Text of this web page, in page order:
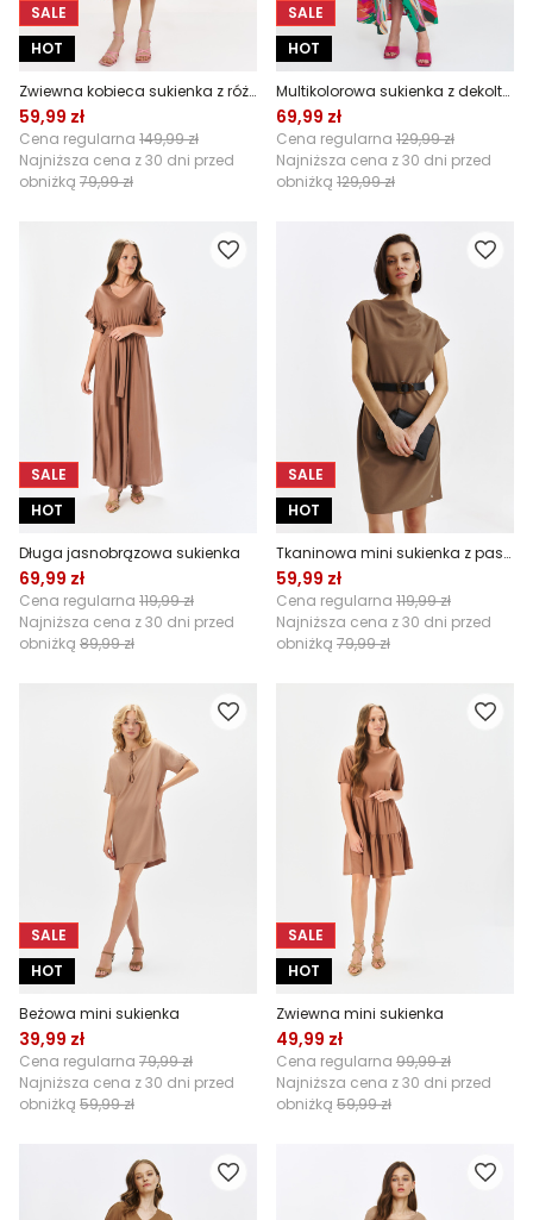
SALE
HOT
Zwiewna kobieca sukienka z różowym printem
59,99 zł
Cena regularna 149,99 zł
Najniższa cena z 30 dni przed
obniżką 79,99 zł
SALE
HOT
Multikolorowa sukienka z dekoltem w V
69,99 zł
Cena regularna 129,99 zł
Najniższa cena z 30 dni przed
obniżką 129,99 zł
SALE
HOT
Długa jasnobrązowa sukienka
69,99 zł
Cena regularna 119,99 zł
Najniższa cena z 30 dni przed
obniżką 89,99 zł
SALE
HOT
Tkaninowa mini sukienka z paskiem
59,99 zł
Cena regularna 119,99 zł
Najniższa cena z 30 dni przed
obniżką 79,99 zł
SALE
HOT
Beżowa mini sukienka
39,99 zł
Cena regularna 79,99 zł
Najniższa cena z 30 dni przed
obniżką 59,99 zł
SALE
HOT
Zwiewna mini sukienka
49,99 zł
Cena regularna 99,99 zł
Najniższa cena z 30 dni przed
obniżką 59,99 zł